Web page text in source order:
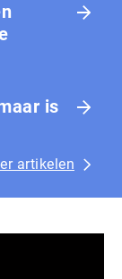
is
artikelen